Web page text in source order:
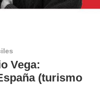
Vega:
(turismo